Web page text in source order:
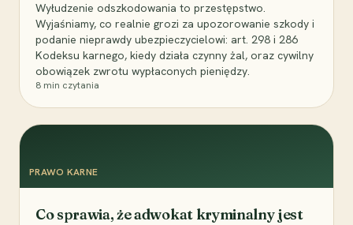
Wyłudzenie odszkodowania to przestępstwo.
Wyjaśniamy, co realnie grozi za upozorowanie szkody i
podanie nieprawdy ubezpieczycielowi: art. 298 i 286
Kodeksu karnego, kiedy działa czynny żal, oraz cywilny
obowiązek zwrotu wypłaconych pieniędzy.
8 min czytania
PRAWO KARNE
Co sprawia, że adwokat kryminalny jest